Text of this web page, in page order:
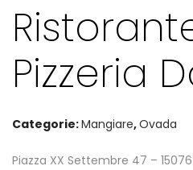
Pizzeria
Categorie:Mangiare,Ovada
Piazza XX Settembre 47 –